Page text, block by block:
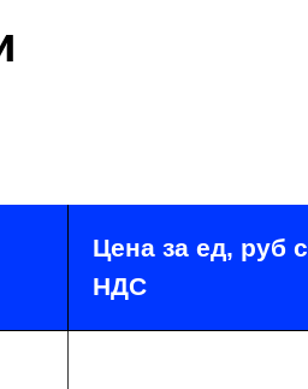
Цена за ед, руб с
НДС